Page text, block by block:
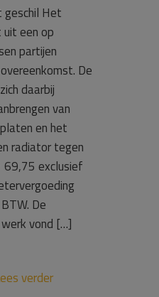
geschil Het
een op
partijen
De
daarbij
van
en het
radiator tegen
69,75 exclusief
De
vond […]
verder